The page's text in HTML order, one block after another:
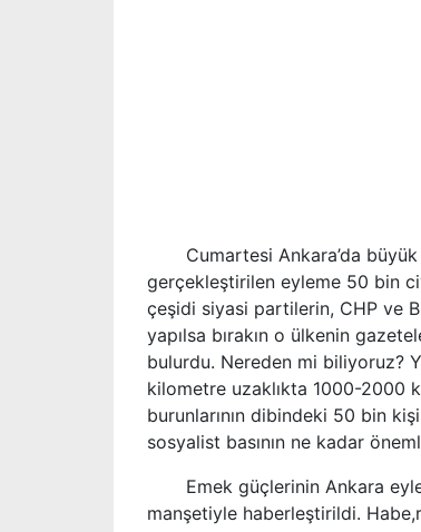
Cumartesi Ankara’da büyük
gerçekleştirilen eyleme 50 bin
çeşidi siyasi partilerin, CHP ve
yapılsa bırakın o ülkenin
bulurdu. Nereden mi biliyoruz?
kilometre uzaklıkta 1000-2000
burunlarının dibindeki 50 bin
sosyalist basının ne kadar
Emek güçlerinin Ankara
manşetiyle haberleştirildi.